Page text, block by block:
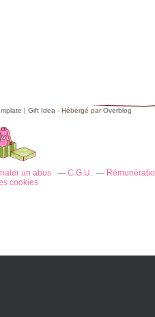
| Gift Idea - Hébergé parOverblog
un abus C.G.U.
cookies